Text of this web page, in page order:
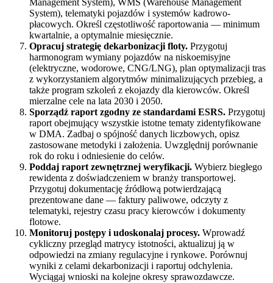
Management System), WMS (Warehouse Management
System), telematyki pojazdów i systemów kadrowo-
płacowych. Określ częstotliwość raportowania — minimum
kwartalnie, a optymalnie miesięcznie.
Opracuj strategię dekarbonizacji floty. Przygotuj
harmonogram wymiany pojazdów na niskoemisyjne
(elektryczne, wodorowe, CNG/LNG), plan optymalizacji tras
z wykorzystaniem algorytmów minimalizujących przebieg, a
także program szkoleń z ekojazdy dla kierowców. Określ
mierzalne cele na lata 2030 i 2050.
Sporządź raport zgodny ze standardami ESRS. Przygotuj
raport obejmujący wszystkie istotne tematy zidentyfikowane
w DMA. Zadbaj o spójność danych liczbowych, opisz
zastosowane metodyki i założenia. Uwzględnij porównanie
rok do roku i odniesienie do celów.
Poddaj raport zewnętrznej weryfikacji. Wybierz biegłego
rewidenta z doświadczeniem w branży transportowej.
Przygotuj dokumentację źródłową potwierdzającą
prezentowane dane — faktury paliwowe, odczyty z
telematyki, rejestry czasu pracy kierowców i dokumenty
flotowe.
Monitoruj postępy i udoskonalaj procesy. Wprowadź
cykliczny przegląd matrycy istotności, aktualizuj ją w
odpowiedzi na zmiany regulacyjne i rynkowe. Porównuj
wyniki z celami dekarbonizacji i raportuj odchylenia.
Wyciągaj wnioski na kolejne okresy sprawozdawcze.